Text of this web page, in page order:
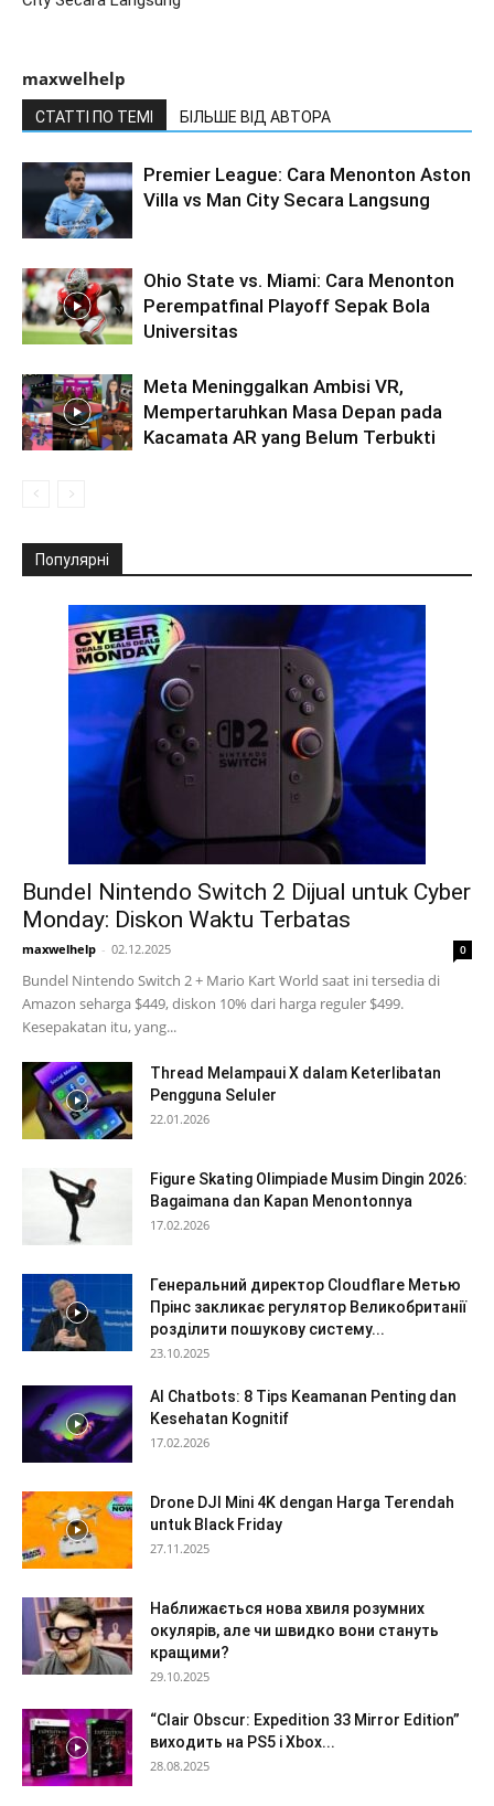
maxwelhelp
СТАТТІ ПО ТЕМІ БІЛЬШЕ ВІД АВТОРА
Premier League: Cara Menonton Aston
Villa vs Man City Secara Langsung
Ohio State vs. Miami: Cara Menonton
Perempatfinal Playoff Sepak Bola
Universitas
Meta Meninggalkan Ambisi VR,
Mempertaruhkan Masa Depan pada
Kacamata AR yang Belum Terbukti
Популярні
Bundel Nintendo Switch 2 Dijual untuk Cyber
Monday: Diskon Waktu Terbatas
maxwelhelp - 02.12.2025 0
Bundel Nintendo Switch 2 + Mario Kart World saat ini tersedia di
Amazon seharga $449, diskon 10% dari harga reguler $499.
Kesepakatan itu, yang...
Thread Melampaui X dalam Keterlibatan
Pengguna Seluler
22.01.2026
Figure Skating Olimpiade Musim Dingin 2026:
Bagaimana dan Kapan Menontonnya
17.02.2026
Генеральний директор Cloudflare Метью
Прінс закликає регулятор Великобританії
розділити пошукову систему...
23.10.2025
AI Chatbots: 8 Tips Keamanan Penting dan
Kesehatan Kognitif
17.02.2026
Drone DJI Mini 4K dengan Harga Terendah
untuk Black Friday
27.11.2025
Наближається нова хвиля розумних
окулярів, але чи швидко вони стануть
кращими?
29.10.2025
“Clair Obscur: Expedition 33 Mirror Edition”
виходить на PS5 і Xbox...
28.08.2025